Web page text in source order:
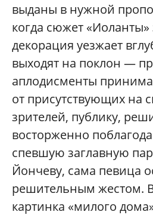
выданы в нужной
когда сюжет «Иоланты»
декорация уезжает
выходят на поклон —
аплодисменты
от присутствующих на
зрителей, публику,
восторженно
спевшую заглавную
Йончеву, сама певица
решительным жестом.
картинка «милого